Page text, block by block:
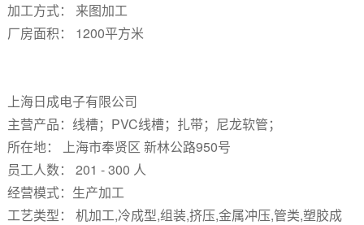
加工方式： 来图加工
厂房面积： 1200平方米
上海日成电子有限公司
主营产品：线槽；PVC线槽；扎带；尼龙软管；
所在地： 上海市奉贤区 新林公路950号
员工人数： 201 - 300 人
经营模式：生产加工
工艺类型： 机加工,冷成型,组装,挤压,金属冲压,管类,塑胶成